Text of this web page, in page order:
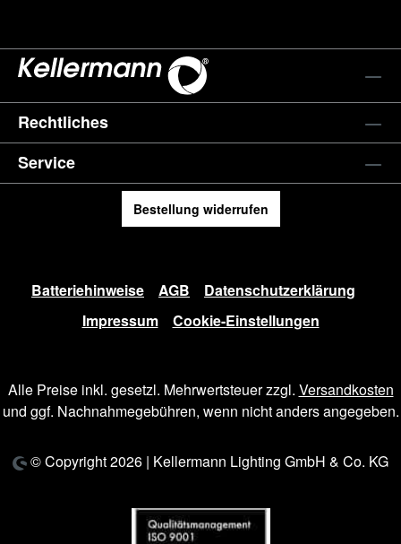
Rechtliches
Service
Bestellung widerrufen
Batteriehinweise AGB
Datenschutzerklärung
Impressum
Cookie-Einstellungen
Alle Preise inkl. gesetzl. Mehrwertsteuer zzgl. Versandkosten
und ggf. Nachnahmegebühren, wenn nicht anders angegeben.
© Copyright 2026 | Kellermann Lighting GmbH & Co. KG